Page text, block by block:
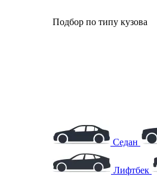
Подбор по типу кузова
Седан
Лифтбек